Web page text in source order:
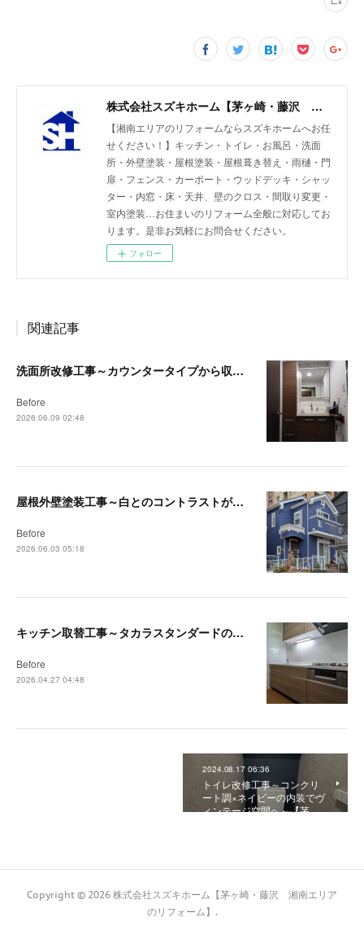
株式会社スズキホーム【茅ヶ崎・藤沢 湘南エリアのリフォーム】
【湘南エリアのリフォームならスズキホームへお任
せください！】キッチン・トイレ・お風呂・洗面
所・外壁塗装・屋根塗装・屋根葺き替え・雨樋・門
扉・フェンス・カーポート・ウッドデッキ・シャッ
ター・内窓・床・天井、壁のクロス・間取り変更・
室内塗装…お住まいのリフォーム全般に対応してお
ります。是非お気軽にお問合せください。
フォロー
関連記事
洗面所改修工事～カウンタータイプから収納付洗面台へ～【茅ヶ崎・藤沢リフォーム事例】
Before
2026.06.09 02:48
屋根外壁塗装工事～白とのコントラストが映える深みのあるブルーへ～【藤沢・茅ヶ崎リフォーム事例】
Before
2026.06.03 05:18
キッチン取替工事～タカラスタンダードの木製キッチン「リフィット」で快適なキッチンへ～【藤沢・茅ヶ崎リフォーム事例】
Before
2026.04.27 04:48
2024.08.17 06:36
トイレ改修工事～コンクリ
ート調×ネイビーの内装でヴ
ィンテージ空間へ～【茅…
Copyright © 2026 株式会社スズキホーム【茅ヶ崎・藤沢 湘南エリア
のリフォーム】 .